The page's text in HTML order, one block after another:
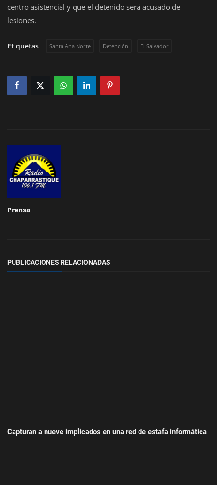
Farándula
centro asistencial y que el detenido será acusado de
lesiones.
Etiquetas Santa Ana Norte Detención El Salvador
Prensa
PUBLICACIONES RELACIONADAS
Capturan a nueve implicados en una red de estafa informática